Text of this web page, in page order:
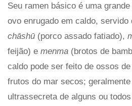
Seu ramen básico é uma
ovo enrugado em caldo,
chāshū (porco assado fatiado),
feijão) e menma (brotos de
caldo pode ser feito de ossos
frutos do mar secos;
ultrassecreta de alguns ou